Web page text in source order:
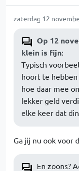
zaterdag 12
Op 12
klein is fijn:
Typisch
hoort te
hoe daar mee
lekker geld
elke keer dat
Ga jij nu ook voor
En zoons?